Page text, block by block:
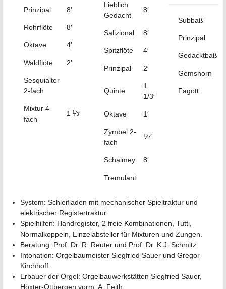
Prinzipal 8′
Rohrflöte 8′
Oktave 4′
Waldflöte 2′
Sesquialter
2-fach
Mixtur 4-
fach
1 1⁄3′
Lieblich
Gedacht
8′
Salizional 8′
Spitzflöte 4′
Prinzipal 2′
Quinte
1
1/3′
Oktave 1′
Zymbel 2-
fach
1⁄2′
Schalmey 8′
Tremulant
Subbaß
Prinzipal
Gedacktbaß
Gemshorn
Fagott
System: Schleifladen mit mechanischer Spieltraktur und
elektrischer Registertraktur.
Spielhilfen: Handregister, 2 freie Kombinationen, Tutti,
Normalkoppeln, Einzelabsteller für Mixturen und Zungen.
Beratung: Prof. Dr. R. Reuter und Prof. Dr. K.J. Schmitz.
Intonation: Orgelbaumeister Siegfried Sauer und Gregor
Kirchhoff.
Erbauer der Orgel: Orgelbauwerkstätten Siegfried Sauer,
Höxter-Ottbergen vorm. A. Feith